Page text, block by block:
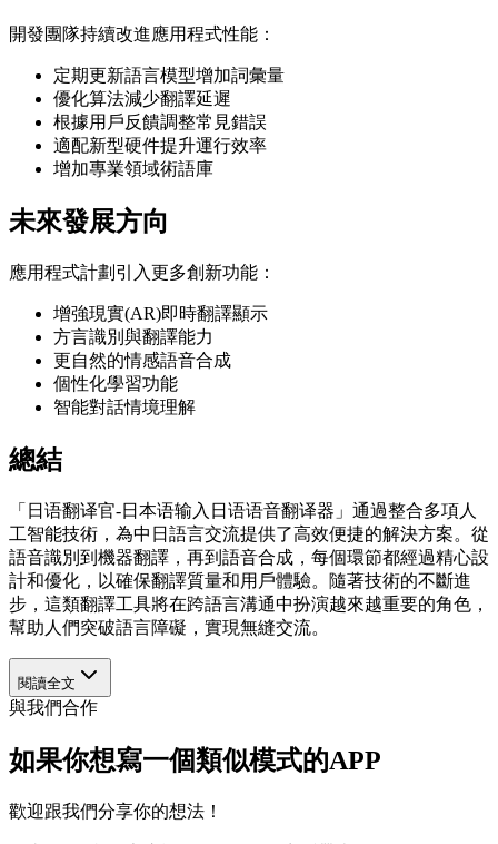
開發團隊持續改進應用程式性能：
定期更新語言模型增加詞彙量
優化算法減少翻譯延遲
根據用戶反饋調整常見錯誤
適配新型硬件提升運行效率
增加專業領域術語庫
未來發展方向
應用程式計劃引入更多創新功能：
增強現實(AR)即時翻譯顯示
方言識別與翻譯能力
更自然的情感語音合成
個性化學習功能
智能對話情境理解
總結
「日语翻译官-日本语输入日语语音翻译器」通過整合多項人
工智能技術，為中日語言交流提供了高效便捷的解決方案。從
語音識別到機器翻譯，再到語音合成，每個環節都經過精心設
計和優化，以確保翻譯質量和用戶體驗。隨著技術的不斷進
步，這類翻譯工具將在跨語言溝通中扮演越來越重要的角色，
幫助人們突破語言障礙，實現無縫交流。
閱讀全文
與我們合作
如果你想寫一個類似模式的APP
歡迎跟我們分享你的想法！